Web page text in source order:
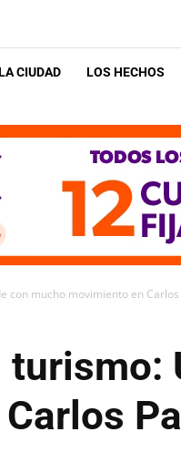
CIUDAD LOS HECHOS
con mucho movimiento en Carlos